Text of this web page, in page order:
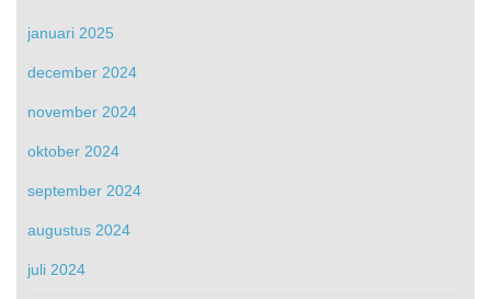
januari 2025
december 2024
november 2024
oktober 2024
september 2024
augustus 2024
juli 2024